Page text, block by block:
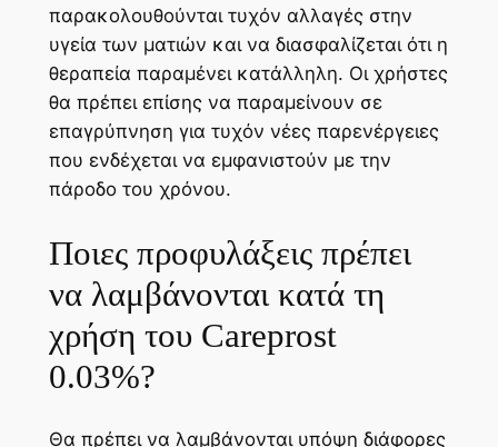
παρακολουθούνται τυχόν αλλαγές στην
υγεία των ματιών και να διασφαλίζεται ότι η
θεραπεία παραμένει κατάλληλη. Οι χρήστες
θα πρέπει επίσης να παραμείνουν σε
επαγρύπνηση για τυχόν νέες παρενέργειες
που ενδέχεται να εμφανιστούν με την
πάροδο του χρόνου.
Ποιες προφυλάξεις πρέπει
να λαμβάνονται κατά τη
χρήση του Careprost
0.03%?
Θα πρέπει να λαμβάνονται υπόψη διάφορες